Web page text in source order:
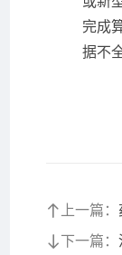
完成
据不
上一篇：
下一篇：